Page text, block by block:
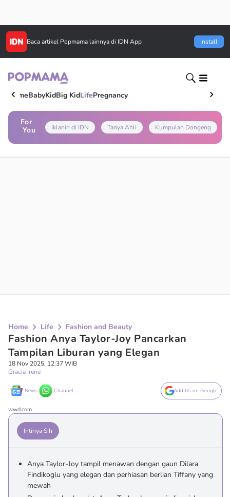
Baca artikel Popmama lainnya di IDN App Install
HomeBabyKidBig KidLifePregnancy
For
You
Iklanin di IDN Tanya Ahli Kumpulan Dongeng
Home Life Fashion and Beauty
Fashion Anya Taylor-Joy Pancarkan
Tampilan Liburan yang Elegan
18 Nov 2025, 12:37 WIB
Gracia Irene
News Channel Add Us on Google
wwd.com
Intinya Sih
Anya Taylor-Joy tampil menawan dengan gaun Dilara
Findikoglu yang elegan dan perhiasan berlian Tiffany yang
mewah